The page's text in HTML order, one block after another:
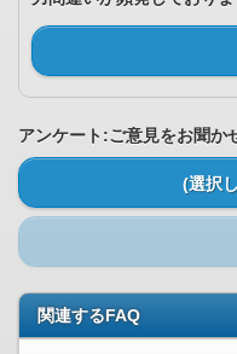
アンケート:ご意見をお聞か
(選択
関連するFAQ